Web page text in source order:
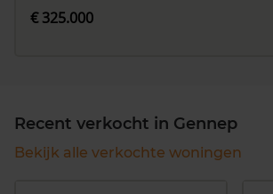
€ 325.000
Recent verkocht in Gennep
Bekijk alle verkochte woningen